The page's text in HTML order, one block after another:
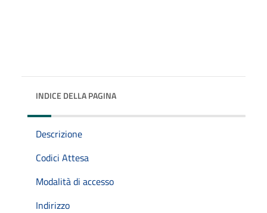
INDICE DELLA PAGINA
Descrizione
Codici Attesa
Modalità di accesso
Indirizzo